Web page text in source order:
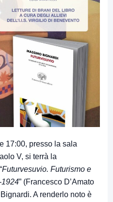
17:00, presso la sala
V, si terrà la
Futurvesuvio. Futurismo e
1924” (Francesco D’Amato
A renderlo noto è